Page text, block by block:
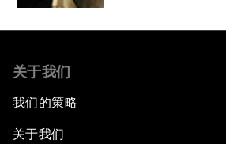
关于我们
我们的策略
关于我们